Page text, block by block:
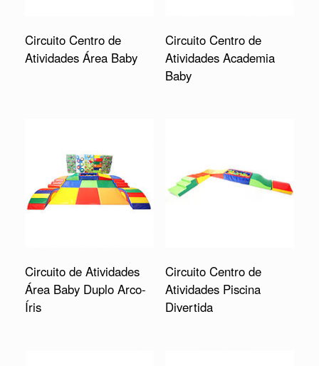
Circuito Centro de
Atividades Área Baby
Circuito Centro de
Atividades Academia
Baby
Circuito de Atividades
Área Baby Duplo Arco-
Íris
Circuito Centro de
Atividades Piscina
Divertida